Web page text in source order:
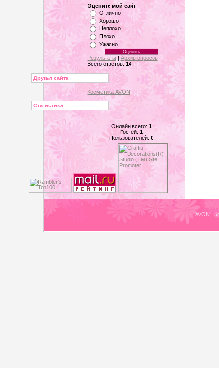
Оцените мой сайт
Отлично
Хорошо
Неплохо
Плохо
Ужасно
Результаты
Архив опросов
Всего ответов: 14
Друзья сайта
Косметика AVON
Статистика
Онлайн всего: 1
Гостей: 1
Пользователей: 0
AVON|